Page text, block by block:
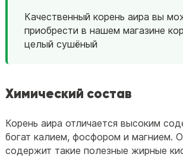
Качественный корень аира вы
приобрести в нашем магазине
целый сушёный
Химический состав
Корень аира отличается высоким
богат калием, фосфором и магнием.
содержит такие полезные жирные